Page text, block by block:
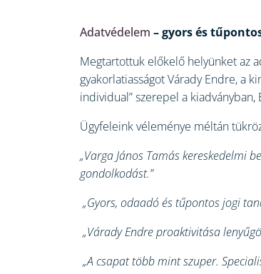
Adatvédelem – gyors és
Megtartottuk előkelő helyünket az
gyakorlatiasságot Várady Endre, a
individual” szerepel a
Ügyfeleink véleménye méltán
„Varga János Tamás kereskedelmi
gondolkodást.”
„Gyors, odaadó és tűpontos jogi
„Várady Endre proaktivitása
„A csapat több mint szuper.